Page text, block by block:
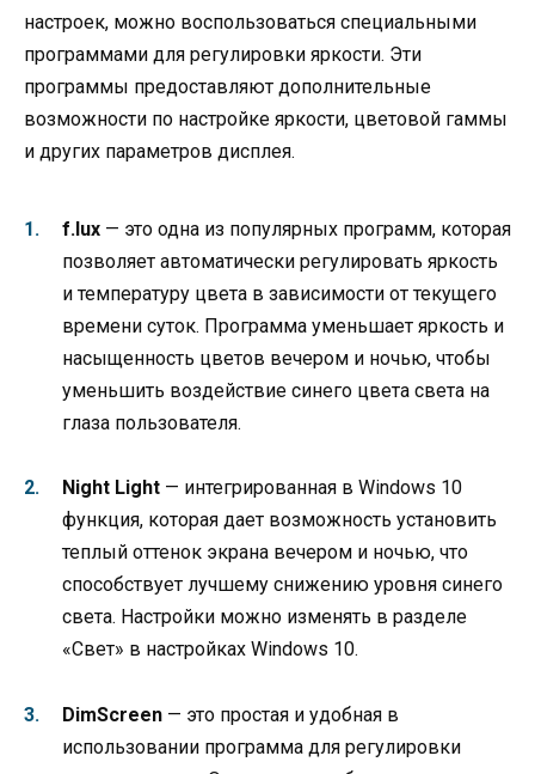
настроек, можно воспользоваться специальными
программами для регулировки яркости. Эти
программы предоставляют дополнительные
возможности по настройке яркости, цветовой гаммы
и других параметров дисплея.
f.lux — это одна из популярных программ, которая
позволяет автоматически регулировать яркость
и температуру цвета в зависимости от текущего
времени суток. Программа уменьшает яркость и
насыщенность цветов вечером и ночью, чтобы
уменьшить воздействие синего цвета света на
глаза пользователя.
Night Light — интегрированная в Windows 10
функция, которая дает возможность установить
теплый оттенок экрана вечером и ночью, что
способствует лучшему снижению уровня синего
света. Настройки можно изменять в разделе
«Свет» в настройках Windows 10.
DimScreen — это простая и удобная в
использовании программа для регулировки